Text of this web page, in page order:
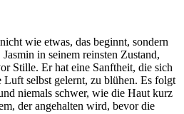
wie etwas, das beginnt, sondern
in seinem reinsten Zustand,
Stille. Er hat eine Sanftheit, die sich
Luft selbst gelernt, zu blühen. Es folgt
niemals schwer, wie die Haut kurz
der angehalten wird, bevor die